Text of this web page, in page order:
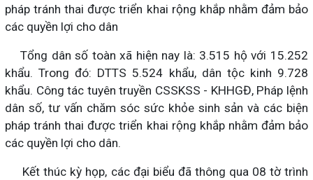
pháp tránh thai được triển khai rộng khắp nhằm đảm bảo
các quyền lợi cho dân
Tổng dân số toàn xã hiện nay là: 3.515 hộ với 15.252
khẩu. Trong đó: DTTS 5.524 khẩu, dân tộc kinh 9.728
khẩu. Công tác tuyên truyền CSSKSS - KHHGĐ, Pháp lệnh
dân số, tư vấn chăm sóc sức khỏe sinh sản và các biện
pháp tránh thai được triển khai rộng khắp nhằm đảm bảo
các quyền lợi cho dân.
Kết thúc kỳ họp, các đại biểu đã thông qua 08 tờ trình